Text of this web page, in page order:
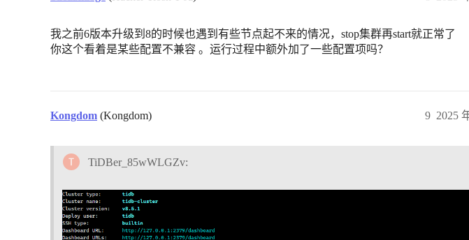
我之前6版本升级到8的时候也遇到有些节点起不来的情况，stop集群再start就正常了
你这个看着是某些配置不兼容 。运行过程中额外加了一些配置项吗？
Kongdom (Kongdom) 2025
9
TiDBer_85wWLGZv: